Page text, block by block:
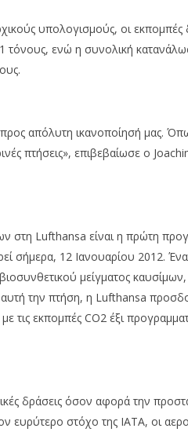
υπολογισμούς, οι εκπομπές
τόνους, ενώ η συνολική
απόλυτη ικανοποίησή μας.
πτήσεις», επιβεβαίωσε ο
Lufthansa είναι η πρώτη
σήμερα, 12 Ιανουαρίου 2012.
μείγματος καυσίμων,
την πτήση, η Lufthansa
τις εκπομπές CO2 έξι
δράσεις όσον αφορά την
στόχο της IATA, οι